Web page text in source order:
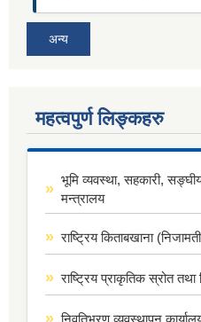
अन्य
महत्वपुर्ण लिङ्कहरु
भूमि व्यवस्था, सहकारी,
मन्त्रालय
राष्ट्रिय किताबखाना
राष्ट्रिय प्राकृतिक स्रोत तथा